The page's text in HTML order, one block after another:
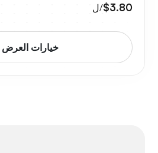
$3.80/ل
خيارات العرض